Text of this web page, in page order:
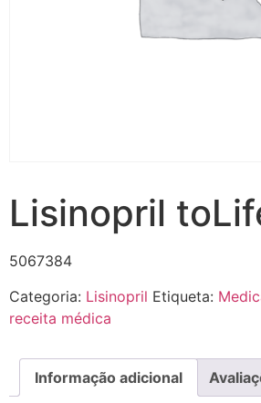
Lisinopril
5067384
Categoria: Lisinopril Etiqueta:
receita médica
Informação adicional